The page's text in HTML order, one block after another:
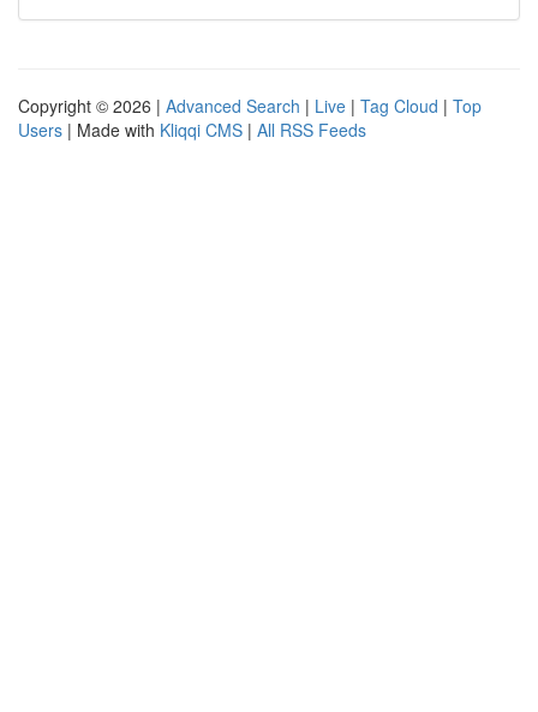
Copyright © 2026 | Advanced Search | Live | Tag Cloud | Top
Users | Made with Kliqqi CMS | All RSS Feeds